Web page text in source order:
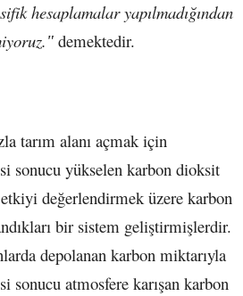
hesaplamalar yapılmadığından
demektedir.
tarım alanı açmak için
sonucu yükselen karbon dioksit
etkiyi değerlendirmek üzere karbon
bir sistem geliştirmişlerdir.
depolanan karbon miktarıyla
sonucu atmosfere karışan karbon